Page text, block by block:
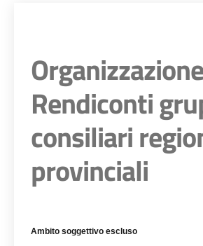
Rendiconti
consiliari
provinciali
Ambito soggettivo escluso